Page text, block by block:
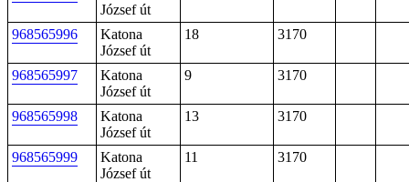
József út
968565996
Katona
József út
18 3170
968565997
Katona
József út
9 3170
968565998
Katona
József út
13 3170
968565999
Katona
József út
11 3170